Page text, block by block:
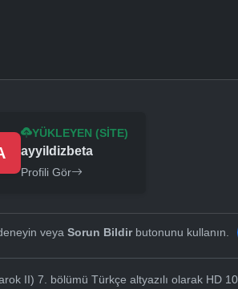
YÜKLEYEN (SITE)
ayyildizbeta
Profili Gör
veya Sorun Bildirbutonunu kullanın.
II) 7. bölümü Türkçe altyazılı olarak HD